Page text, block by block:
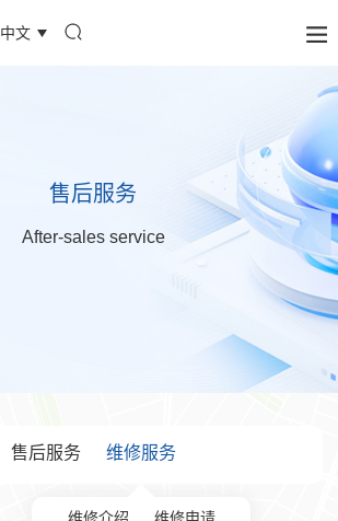
中文
售后服务
After-sales service
售后服务 维修服务
维修介绍 维修申请